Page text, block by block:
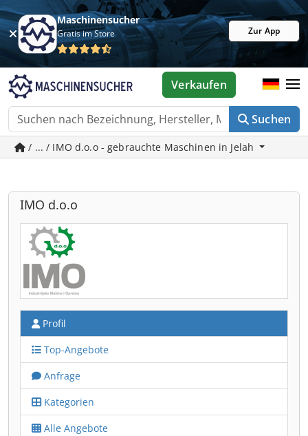
Maschinensucher
Gratis im Store Zur App
Suchen
Verkaufen
/ ... / IMO d.o.o - gebrauchte Maschinen in Jelah
IMO d.o.o
Profil
Top-Angebote
Anfrage
Kategorien
Alle Angebote